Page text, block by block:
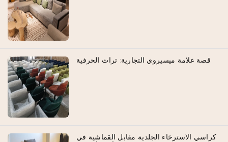
قصة علامة ميسيروي التجارية: تراث الحرفية
كراسي الاسترخاء الجلدية مقابل القماشية في